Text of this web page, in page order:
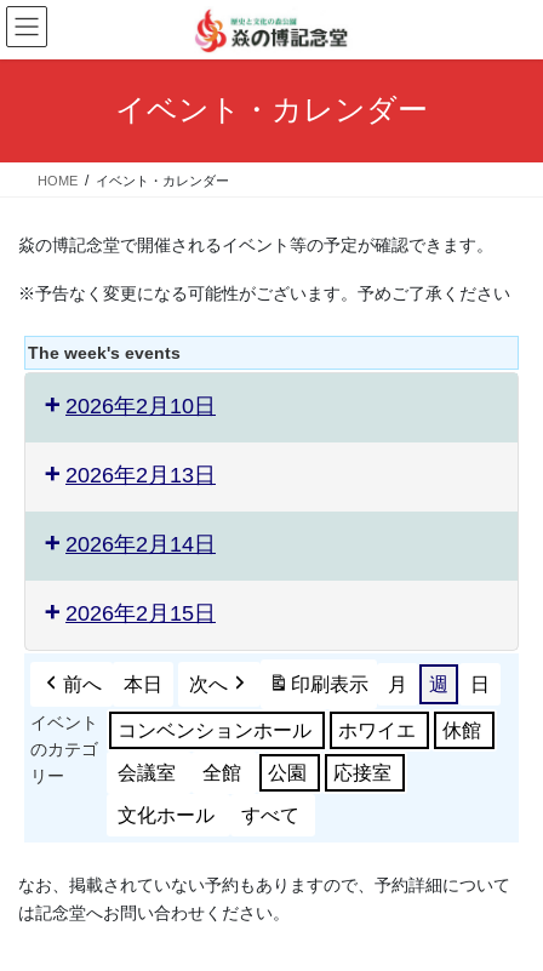
コ
ン
テ
ス
ナ
ビ
ゲ
ン
イベント・カレンダー
HOME イベント・カレンダー
焱の博記念堂で開催されるイベント等の予定が確認できます。
※予告なく変更になる可能性がございます。予めご了承ください
The week's events
2026年2月10日
2026年2月13日
2026年2月14日
2026年2月15日
前へ 本日 次へ 印刷表示 月 週 日
イベント
のカテゴ
リー
コンベンションホール ホワイエ 休館
会議室 全館 公園 応接室
文化ホール すべて
なお、掲載されていない予約もありますので、予約詳細について
は記念堂へお問い合わせください。